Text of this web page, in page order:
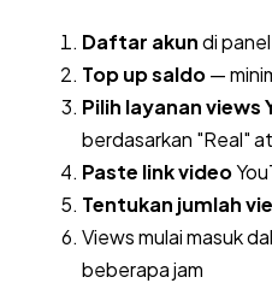
Daftar akundi
Top up saldo—
Pilih layanan views
berdasarkan "Real"
Paste link video
Tentukan jumlah
Views mulai masuk
beberapa jam